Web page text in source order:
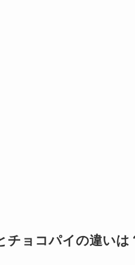
チョコパイの違いは